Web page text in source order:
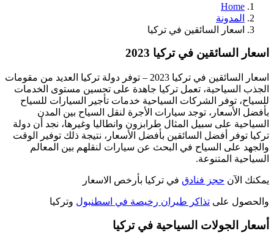
Home
المدونة
اسعار السائقين في تركيا
اسعار السائقين في تركيا 2023
اسعار السائقين في تركيا 2023 – توفر دولة تركيا العديد من مقومات
الجذب السياحية، تعمل تركيا جاهدة على تحسين مستوى الخدمات
للسياح، توفر الشركات السياحية خدمات تأجير السيارات للسياح
بأفضل الأسعار، توجد سيارات الأجرة لنقل السياح بين المدن
السياحية على سبيل المثال طرابزون وانطاليا وغيرها، نجد أن دولة
تركيا توفر أفضل السائقين بأفضل الأسعار، نتيجة ذلك توفير الوقت
والجهد على السياح في البحث عن سيارات لنقلهم بين المعالم
السياحية المتنوعة.
يمكنك الآن حجز فنادق في تركيا بأرخص الاسعار
والحصول على تذاكر طيران رخيصة في اسطنبول وتركيا
أسعار الجولات السياحية في تركيا